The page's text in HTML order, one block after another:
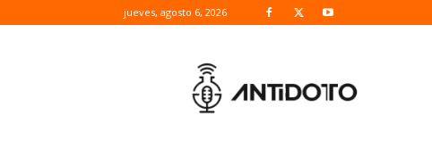
jueves, agosto 6, 2026
ANTIDOTO